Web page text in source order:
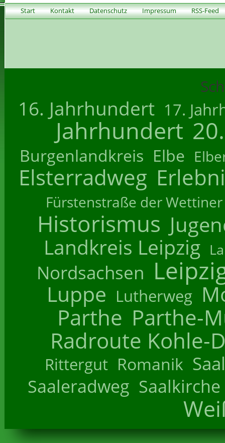
Start Kontakt Datenschutz Impressum RSS-Feed
16. Jahrhundert 17.
Jahrhundert
Burgenlandkreis Elbe
Elsterradweg
Fürstenstraße der Wettiner
Historismus
Landkreis Leipzig
Nordsachsen
Luppe Lutherweg
Parthe Parthe-
Radroute Kohle-
Rittergut Romanik
Saaleradweg Saalkirche